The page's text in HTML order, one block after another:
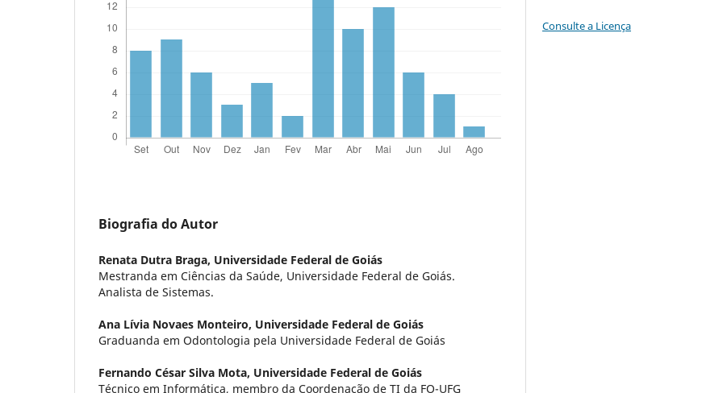
Biografia do Autor
Renata Dutra Braga, Universidade Federal de Goiás
Mestranda em Ciências da Saúde, Universidade Federal de Goiás.
Analista de Sistemas.
Ana Lívia Novaes Monteiro, Universidade Federal de Goiás
Graduanda em Odontologia pela Universidade Federal de Goiás
Fernando César Silva Mota, Universidade Federal de Goiás
Técnico em Informática, membro da Coordenação de TI da FO-UFG
Consulte a Licença